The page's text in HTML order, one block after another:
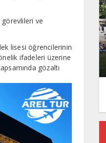
görevlileri ve
lisesi öğrencilerinin
ifadeleri üzerine
gözaltı